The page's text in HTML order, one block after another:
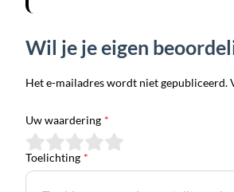
Wil je je eigen
Het e-mailadres wordt niet gepubliceerd.
Uw waardering *
Toelichting *